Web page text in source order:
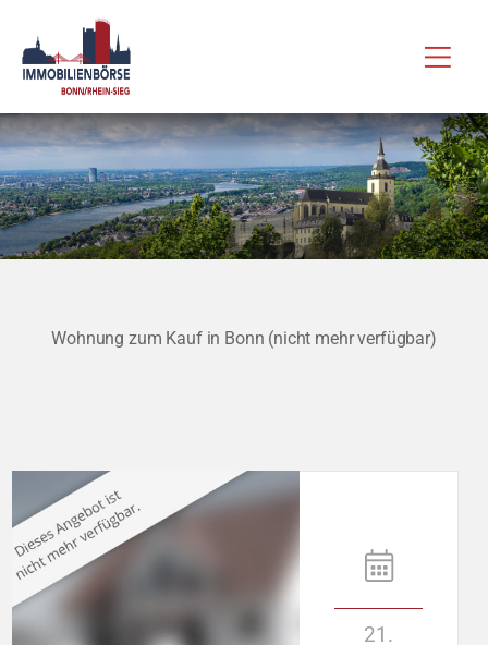
Inhalt
springen
Wohnung zum Kauf in Bonn (nicht mehr verfügbar)
21.